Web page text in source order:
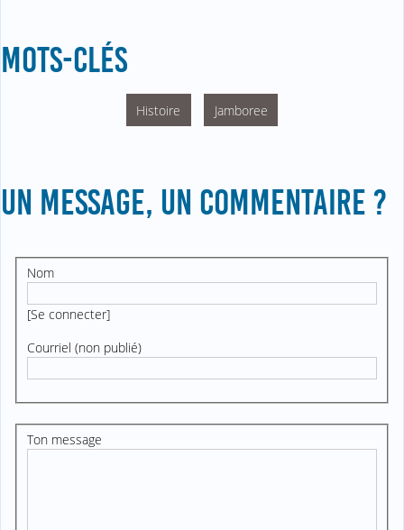
MOTS-CLÉS
Histoire Jamboree
UN MESSAGE, UN COMMENTAIRE ?
Nom
[Se connecter]
Courriel (non publié)
Ton message